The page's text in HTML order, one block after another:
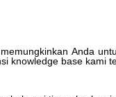
memungkinkan Anda
knowledge base kami